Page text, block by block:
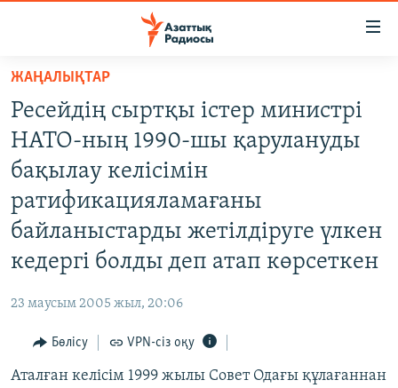
Skip
main
content
Skip
main
Navigation
to
AZATTYQTV
ҚАҢТАР ОҚИҒАСЫ
АДАМ ҚҰҚЫҚТАРЫ
ӘЛЕУМЕТ
Русский
ЖАҢАЛЫҚТАР
Ресейдің сыртқы істер министрі
НАТО-ның 1990-шы қарулануды
бақылау келісімін
ратификацияламағаны
байланыстарды жетілдіруге үлкен
кедергі болды деп атап көрсеткен
23 маусым 2005 жыл, 20:06
Бөлісу VPN-сіз оқу
Аталған келісім 1999 жылы Совет Одағы құлағаннан